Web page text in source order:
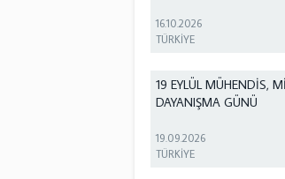
16.10.2026
TÜRKİYE
19 EYLÜL MÜHENDİS,
DAYANIŞMA GÜNÜ
19.09.2026
TÜRKİYE